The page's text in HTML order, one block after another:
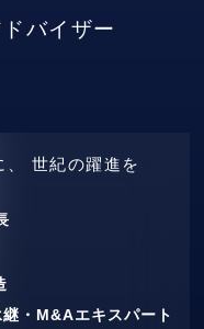
バイザー
世紀の躍進を
・M&Aエキスパート